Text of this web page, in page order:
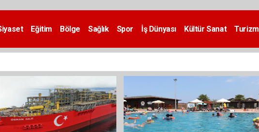
Eğitim Bölge Sağlık Spor İş Dünyası Kültür Sanat
Turizm